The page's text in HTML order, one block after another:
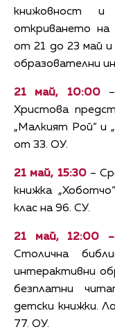
книжовност
откриването на
от 21 до 23 май
образователни
21 май, 10:00
Христова
„Малкият Рой“ и
от 33. ОУ.
21 май, 15:30–
книжка
клас на 96. СУ.
21 май, 12:00 –
Столична
интерактивни
безплатни
детски книжки.
77. ОУ.